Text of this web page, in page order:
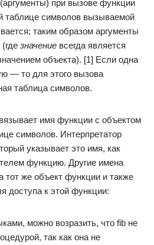
при вызове функции
таблице символов вызываемой
таким образом аргументы
(где значение всегда является
объекта). [1] Если одна
— то для этого вызова
таблица символов.
имя функции с объектом
символов. Интерпретатор
указывает это имя, как
функцию. Другие имена
тот же объект функции и также
доступа к этой функции:
можно возразить, что fib не
так как она не